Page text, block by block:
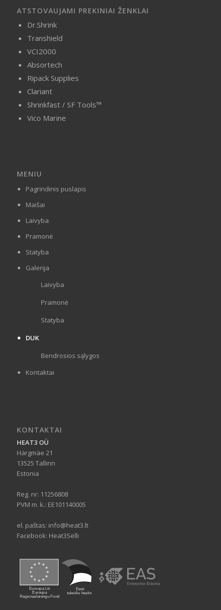
ATSTOVAUJAMI PREKINIAI ŽENKLAI
Dr.Shrink
Transhield
VCI2000
Absortech
Ripack Supplies
Clariant
Shrinkfast / SF Tools™
Vico Marine
MENIU
Pagrindinis puslapis
Maišai
Laivyba
Pramonė
Statyba
Galerija
Laivyba
Pramonė
Statyba
DUK
Bendrosios sąlygos
Kontaktai
KONTAKTAI
HEAT3 OÜ
Härgmäe 21
13525 Tallinn
Estonia
Reg. nr: 11256808
PVM m. k.: EE101140005
el. paštas: info@heat3.lt
Facebook: Heat3Selli